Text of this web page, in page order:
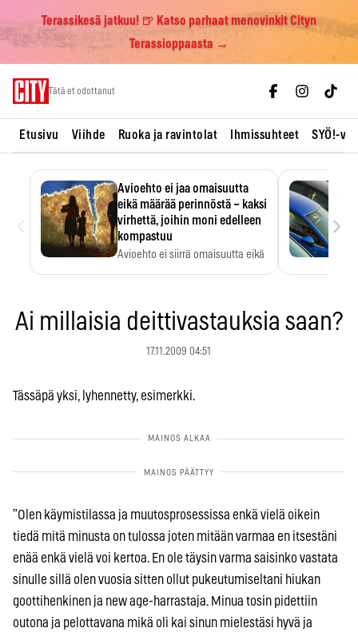
Terassikesä jatkuu! 🍺 Katso parhaat menovinkit Cityn
Terassioppaasta →
Tätä et odottanut
Etusivu Viihde Ruoka ja ravintolat Ihmissuhteet SYÖ!-
Avioehto ei jaa omaisuutta
eikä määrää perinnöstä – kaksi
virhettä, joihin moni edelleen
kompastuu
Avioehto ei siirrä omaisuutta eikä
›
Ai millaisia deittivastauksia saan?
17.11.2009 04:51
Tässäpä yksi, lyhennetty, esimerkki.
”Olen käymistilassa ja muutosprosessissa enkä vielä oikein
tiedä mitä minusta on tulossa joten mitään varmaa en itsestäni
enää enkä vielä voi kertoa. En ole täysin varma saisinko vastata
sinulle sillä olen vuosia sitten ollut pukeutumiseltani hiukan
goottihenkinen ja new age-harrastaja. Minua tosin pidettiin
outona ja pelottavana mikä oli kai sinun mielestäsi hyvä ja